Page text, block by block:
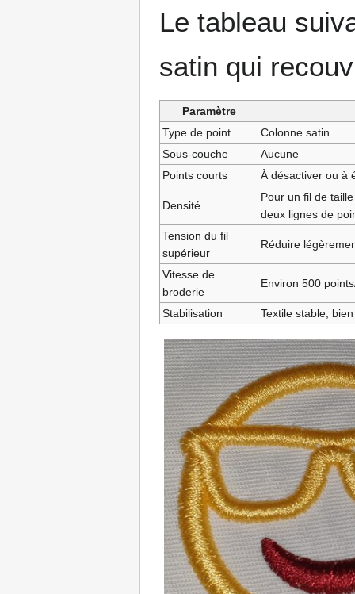
Le tableau
satin qui
Paramètre
Type de point
Colonne satin
Sous-couche
Aucune
Points courts
À désactiver ou à
Densité
Pour un fil de
deux lignes de
Tension du fil
supérieur
Réduire
Vitesse de
broderie
Environ 500
Stabilisation Textile stable,